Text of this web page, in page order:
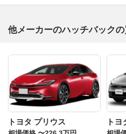
他メーカーのハッチバック
トヨタ プリウス ト